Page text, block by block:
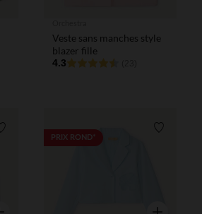
Veste sans manches style
blazer fille
4.3
Liste de souhaits
rapide
PRIX ROND*
Aperçu